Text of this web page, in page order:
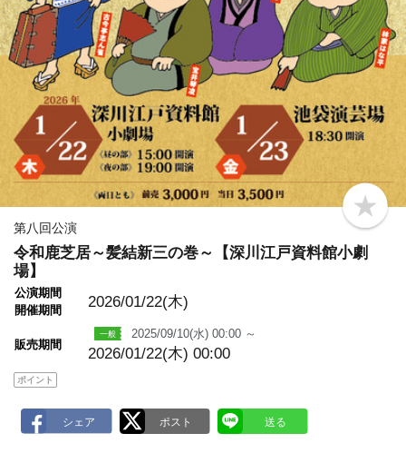
b
o
k
第八回公演
令和鹿芝居～髪結新三の巻～【深川江戸資料館小劇
場】
公演期間
開催期間
2026/01/22(木)
販売期間
2025/09/10(水) 00:00 ～
2026/01/22(木) 00:00
ポイント